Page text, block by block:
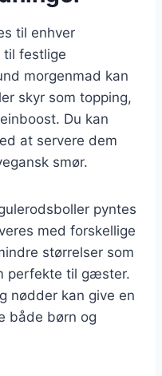
til enhver
til festlige
morgenmad kan
skyr som topping,
Du kan
at servere dem
smør.
pyntes
med forskellige
størrelser som
perfekte til gæster.
nødder kan give en
både børn og